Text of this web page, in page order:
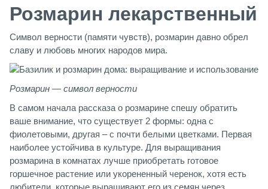
Розмарин лекарственный
Символ верности (памяти чувств), розмарин давно обрел
славу и любовь многих народов мира.
Розмарин — символ верности
В самом начала рассказа о розмарине спешу обратить
ваше внимание, что существует 2 формы: одна с
фиолетовыми, другая – с почти белыми цветками. Первая
наиболее устойчива в культуре. Для выращивания
розмарина в комнатах лучше приобретать готовое
горшечное растение или укорененный черенок, хотя есть